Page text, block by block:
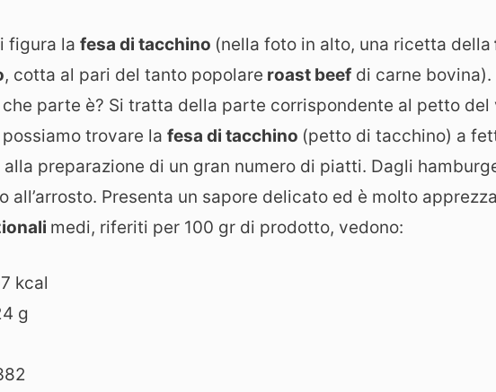
figura la fesa di tacchino (nella foto in alto, una ricetta della
, cotta al pari del tanto popolare roast beef di carne bovina).
parte è? Si tratta della parte corrispondente al petto del
trovare la fesa di tacchino (petto di tacchino) a
preparazione di un gran numero di piatti. Dagli
all’arrosto. Presenta un sapore delicato ed è molto
medi, riferiti per 100 gr di prodotto, vedono:
kcal
g